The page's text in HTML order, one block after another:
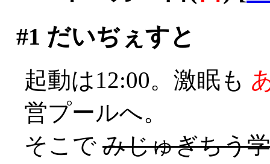
#1 だいぢぇすと
起動は12:00。激眠も
営プールへ。
そこで みじゅぎちう